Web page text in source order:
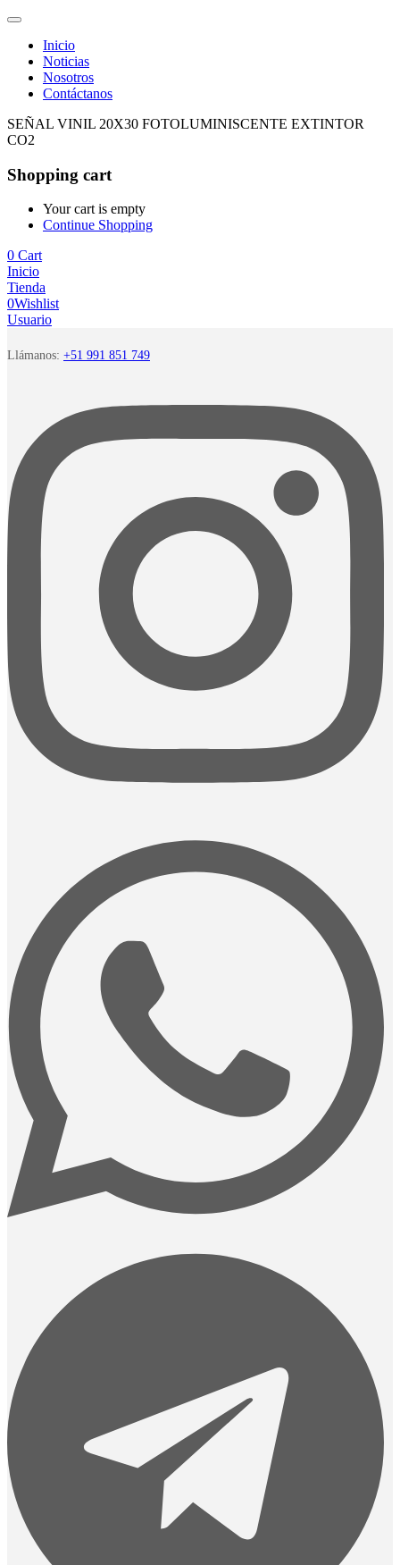
Inicio
Noticias
Nosotros
Contáctanos
SEÑAL VINIL 20X30 FOTOLUMINISCENTE EXTINTOR
CO2
Shopping cart
Your cart is empty
Continue Shopping
0 Cart
Inicio
Tienda
0Wishlist
Usuario
Llámanos: +51 991 851 749